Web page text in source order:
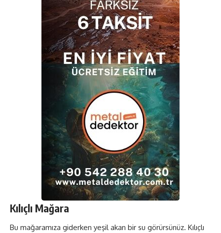
Kılıçlı Mağara
Bu mağaramıza giderken yeşil akan bir su görürsünüz. Kılıçlı